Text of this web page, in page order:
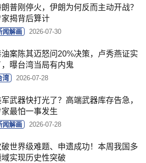
朗普刚停火，伊朗为何反而主动开战？
家揭背后算计
闻解画 2026-07-30
油案陈其迈怒问20%决策，卢秀燕证实
，曝台湾当局有内鬼
湾 2026-07-28
军武器快打光了？高端武器库存告急，
家最怕一事发生
闻解画 2026-07-28
破世界级难题、申遗成功！本周我国多
域实现历史性突破